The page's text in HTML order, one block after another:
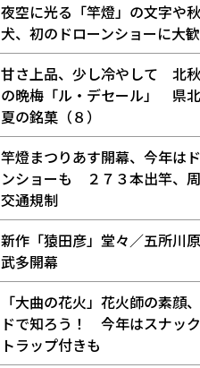
夜空に光る「竿燈」の文字や
犬、初のドローンショーに大
甘さ上品、少し冷やして 北
の晩梅「ル・デセール」 県
夏の銘菓（８）
竿燈まつりあす開幕、今年は
ンショーも ２７３本出竿、
交通規制
新作「猿田彦」堂々／五所川
武多開幕
「大曲の花火」花火師の素顔
ドで知ろう！ 今年はスナッ
トラップ付きも